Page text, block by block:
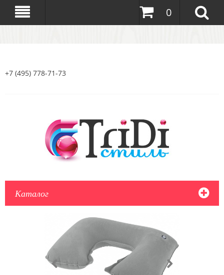
0
+7 (495) 778-71-73
Каталог